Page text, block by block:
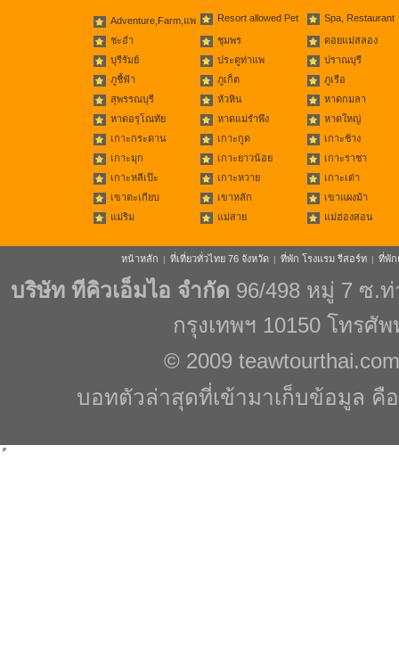
Adventure,Farm,แพ Resort allowed Pet Spa, Restaurant
ชะอำ ชุมพร
ดอยแม่สลอง
บุรีรัมย์
ประตูท่าแพ
ปราณบุรี
ภูชี้ฟ้า
ภูเก็ต
ภูเรือ
สุพรรณบุรี
หัวหิน
หาดกมลา
หาดอรุโณทัย
หาดแม่รำพึง
หาดใหญ่
เกาะกระดาน
เกาะกูด
เกาะช้าง
เกาะมุก
เกาะยาวน้อย
เกาะราชา
เกาะหลีเป๊ะ
เกาะหวาย
เกาะเต่า
เขาตะเกียบ
เขาหลัก
เขาแผงม้า
แม่ริม
แม่สาย แม่ฮ่องสอน
หน้าหลัก | ที่เที่ยวทั่วไทย 76 จังหวัด | ที่พัก โรงแรม รีสอร์ท | ที่พัก
บริษัท ทีคิวเอ็มไอ จำกัด 96/498 หมู่ 7 ซ.
กรุงเทพฯ 10150 โทรศั
© 2009 teawtourthai.com
บอทตัวล่าสุดที่เข้ามาเก็บข้อมูล คือ